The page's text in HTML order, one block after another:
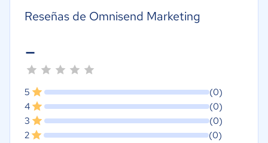
Reseñas de Omnisend Marketing
-
5
(0)
4
(0)
3
(0)
2
(0)